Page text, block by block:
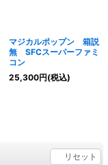
マジカルポップン 箱説
無 SFCスーパーファミ
コン
25,300円(税込)
リセット